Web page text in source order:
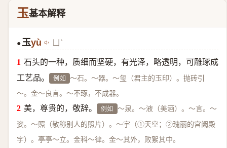
玉基本解释
● 玉yù ㄩˋ
石头的一种，质细而坚硬，有光泽，略透明，可雕琢成
工艺品。
例如 ～石。～器。～玺（君主的玉印）。抛砖引
～。金～良言。～不琢，不成器。
美，尊贵的，敬辞。 例如 ～泉。～液（美酒）。～言。～
姿。～照（敬称别人的照片）。～宇（①天空；②瑰丽的宫阙殿
宇）。亭亭～立。金科～律。金～其外，败絮其中。